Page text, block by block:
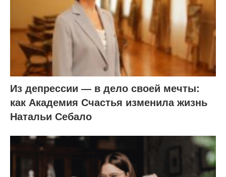
Из депрессии — в дело своей мечты:
как Академия Счастья изменила жизнь
Натальи Себало